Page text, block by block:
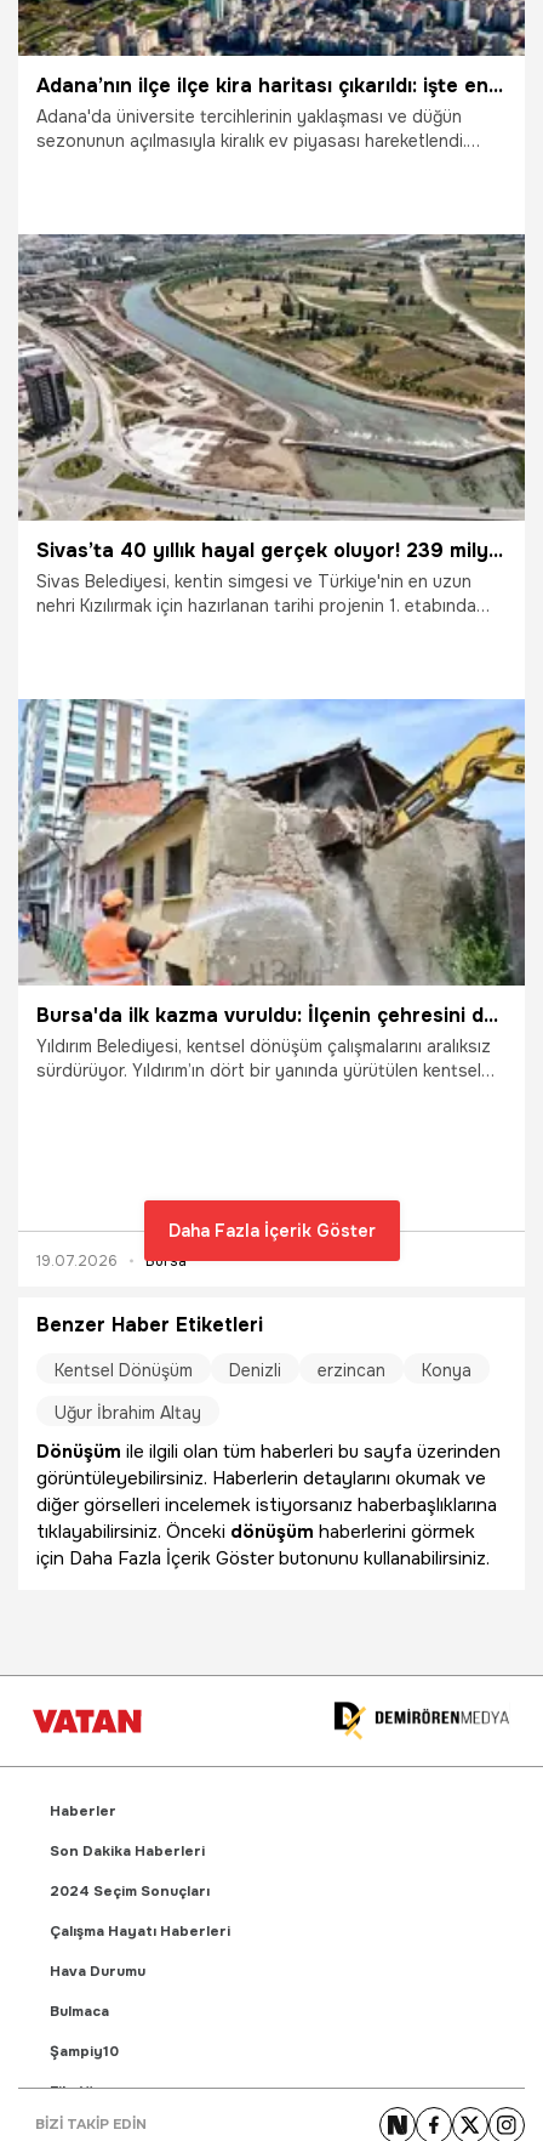
Adana’nın ilçe ilçe kira haritası çıkarıldı: işte en uygun bölgeler!
Adana'da üniversite tercihlerinin yaklaşması ve düğün
sezonunun açılmasıyla kiralık ev piyasası hareketlendi.
arayanlara kritik uyarılarda bulundu.
21.07.2026 Adana
Sivas’ta 40 yıllık hayal gerçek oluyor! 239 milyon liralık kızılırmak projesinde dev adım
Sivas Belediyesi, kentin simgesi ve Türkiye'nin en uzun
nehri Kızılırmak için hazırlanan tarihi projenin 1. etabında
kadar tamamlamayı hedeflediklerini müjdeledi.
20.07.2026 Sivas
Bursa'da ilk kazma vuruldu: İlçenin çehresini değiştirecek dönüşüm başladı
Yıldırım Belediyesi, kentsel dönüşüm çalışmalarını aralıksız
sürdürüyor. Yıldırım’ın dört bir yanında yürütülen kentsel
19.07.2026 Bursa
Daha Fazla İçerik Göster
Benzer Haber Etiketleri
Kentsel Dönüşüm Denizli erzincan
Konya
Uğur İbrahim Altay
Dönüşüm ile ilgili olan tüm haberleri bu sayfa üzerinden
görüntüleyebilirsiniz. Haberlerin detaylarını okumak ve
diğer görselleri incelemek istiyorsanız haberbaşlıklarına
tıklayabilirsiniz. Önceki dönüşüm haberlerini görmek
için Daha Fazla İçerik Göster butonunu kullanabilirsiniz.
Haberler
Son Dakika Haberleri
2024 Seçim Sonuçları
Çalışma Hayatı Haberleri
Hava Durumu
Bulmaca
Şampiy10
Fikstür
Puan Durumu
BİZİ TAKİP EDİN